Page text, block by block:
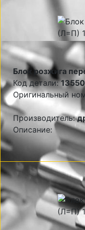
Блок розжига
Код детали:
Оригинальный
Производитель:
Описание: